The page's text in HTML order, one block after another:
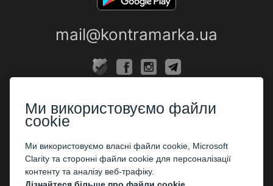
mail@kontramarka.ua
Каси
ПАРТНЕРАМ
Організаторам
Корпоративним клієнтам
Ми використовуємо файли
cookie
Ми використовуємо власні файли cookie, Microsoft
Clarity та сторонні файли cookie для персоналізації
контенту та аналізу веб-трафіку.